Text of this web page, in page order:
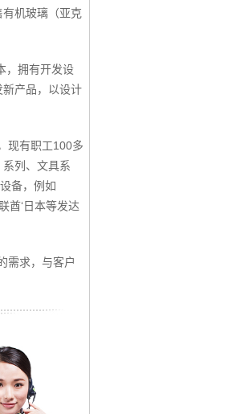
机玻璃（亚克
，拥有开发设
产品，以设计
现有职工100多
列、文具系
备，例如
酋‘日本等发达
需求，与客户